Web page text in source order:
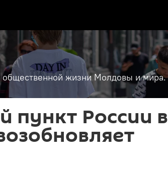
общественной жизни Молдовы и мира.
пункт России в